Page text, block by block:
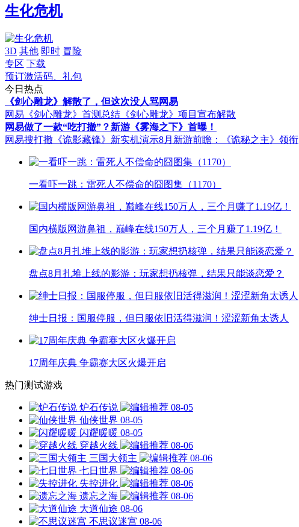
生化危机
3D 其他 即时 冒险
专区 下载
预订激活码、礼包
今日热点
《剑心雕龙》解散了，但这次没人骂网易
网易《剑心雕龙》首测总结 《剑心雕龙》项目宣布解散
网易做了一款“吃打撤”？新游《雾海之下》首曝！
网易搜打撤《诡影藏锋》新实机演示8月新游前瞻：《诡秘之主》领衔
一看吓一跳：雷死人不偿命的囧图集（1170）
国内横版网游鼻祖，巅峰在线150万人，三个月赚了1.19亿！
盘点8月扎堆上线的影游：玩家想扔核弹，结果只能谈恋爱？
绅士日报：国服停服，但日服依旧活得滋润！涩涩新角太诱人
17周年庆典 争霸赛大区火爆开启
热门测试游戏
炉石传说
08-05
仙侠世界 08-05
闪耀暖暖 08-05
穿越火线
08-06
三国大领主
08-06
七日世界
08-06
失控进化
08-06
遗忘之海
08-06
大道仙途 08-06
不思议迷宫 08-06